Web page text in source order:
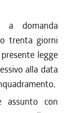
a domanda
trenta giorni
legge
alla data
assunto con